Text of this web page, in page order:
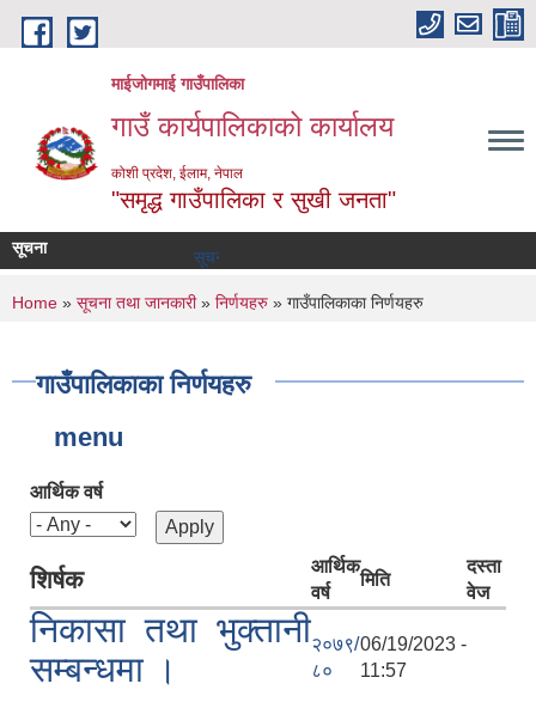
Skip to main content
माईजोगमाई गाउँपालिका
गाउँ कार्यपालिकाको कार्यालय
कोशी प्रदेश, ईलाम, नेपाल
"समृद्ध गाउँपालिका र सुखी जनता"
सूचना सूचना तथा समाचार
You are here
Home » सूचना तथा जानकारी» निर्णयहरु » गाउँपालिकाका निर्णयहरु
गाउँपालिकाका निर्णयहरु
menu
आर्थिक वर्ष
शिर्षक
आर्थिक
वर्ष
मिति
दस्ता
वेज
निकासा तथा भुक्तानी
सम्बन्धमा ।
२०७९/
८०
06/19/2023 -
11:57